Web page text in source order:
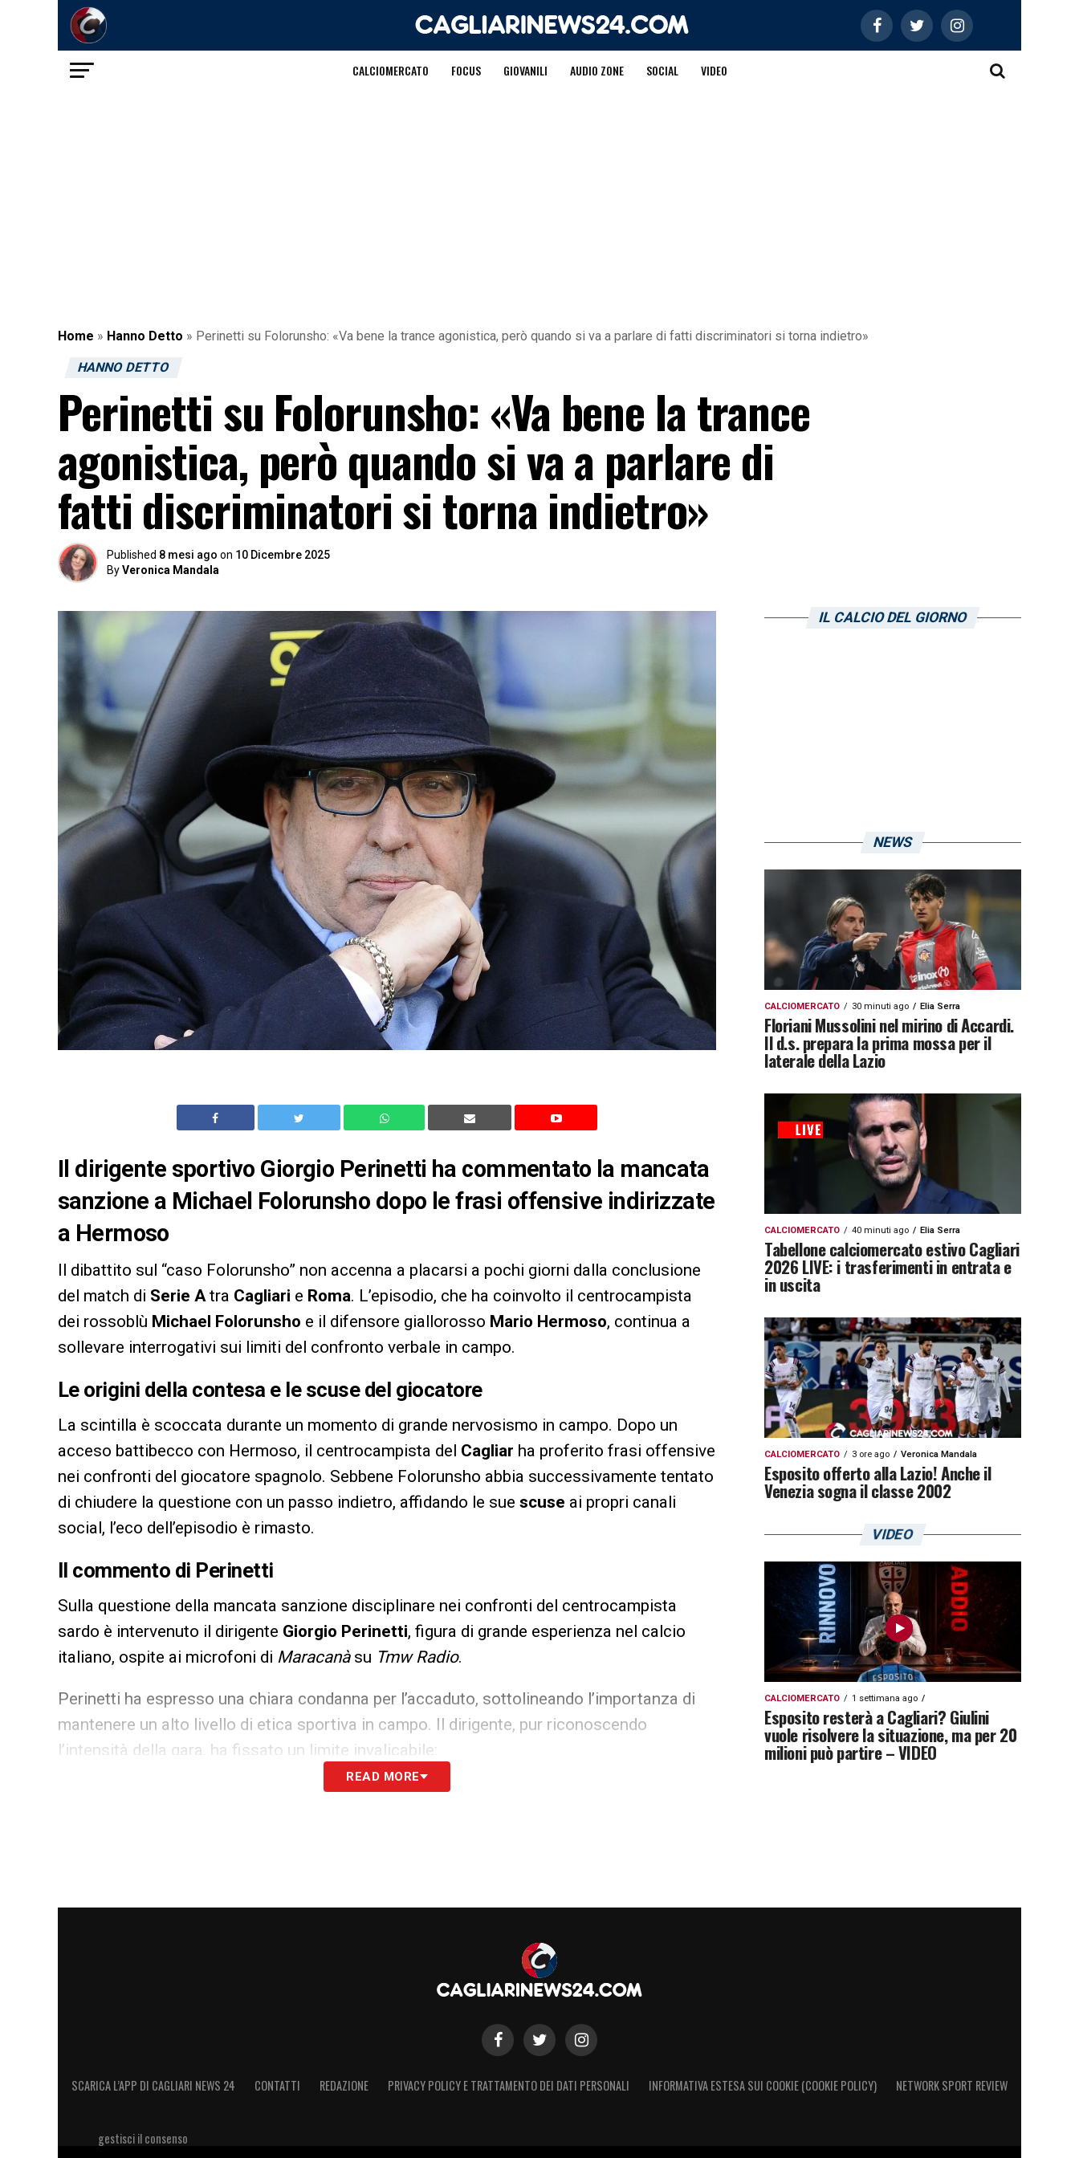
CALCIOMERCATO FOCUS GIOVANILI AUDIO ZONE SOCIAL VIDEO
Home » Hanno Detto » Perinetti su Folorunsho: «Va bene la trance agonistica, però quando si va a parlare di fatti discriminatori si torna indietro»
HANNO DETTO
Perinetti su Folorunsho: «Va bene la trance
agonistica, però quando si va a parlare di
fatti discriminatori si torna indietro»
Published 8 mesi ago on 10 Dicembre 2025
ByVeronica Mandala
Il dirigente sportivo Giorgio Perinetti ha commentato la mancata
sanzione a Michael Folorunsho dopo le frasi offensive indirizzate
a Hermoso
Il dibattito sul “caso Folorunsho” non accenna a placarsi a pochi giorni dalla conclusione
del match di Serie A tra Cagliari e Roma. L’episodio, che ha coinvolto il centrocampista
dei rossoblù Michael Folorunsho e il difensore giallorosso Mario Hermoso, continua a
sollevare interrogativi sui limiti del confronto verbale in campo.
Le origini della contesa e le scuse del giocatore
La scintilla è scoccata durante un momento di grande nervosismo in campo. Dopo un
acceso battibecco con Hermoso, il centrocampista del Cagliar ha proferito frasi offensive
nei confronti del giocatore spagnolo. Sebbene Folorunsho abbia successivamente tentato
di chiudere la questione con un passo indietro, affidando le sue scuse ai propri canali
social, l’eco dell’episodio è rimasto.
Il commento di Perinetti
Sulla questione della mancata sanzione disciplinare nei confronti del centrocampista
sardo è intervenuto il dirigente Giorgio Perinetti, figura di grande esperienza nel calcio
italiano, ospite ai microfoni di Maracanàsu Tmw Radio.
Perinetti ha espresso una chiara condanna per l’accaduto, sottolineando l’importanza di
mantenere un alto livello di etica sportiva in campo. Il dirigente, pur riconoscendo
l’intensità della gara, ha fissato un limite invalicabile:
«Credo che questi fatti non dovrebbero più avvenire. Ok la trance agonistica, però quando
READ MORE
IL CALCIO DEL GIORNO
NEWS
CALCIOMERCATO 30 minuti ago Elia Serra
Floriani Mussolini nel mirino di Accardi.
Il d.s. prepara la prima mossa per il
laterale della Lazio
CALCIOMERCATO 40 minuti ago Elia Serra
Tabellone calciomercato estivo Cagliari
2026 LIVE: i trasferimenti in entrata e
in uscita
CALCIOMERCATO 3 ore ago Veronica Mandala
Esposito offerto alla Lazio! Anche il
Venezia sogna il classe 2002
VIDEO
CALCIOMERCATO 1 settimana ago
Esposito resterà a Cagliari? Giulini
vuole risolvere la situazione, ma per 20
milioni può partire – VIDEO
SCARICA L’APP DI CAGLIARI NEWS 24 CONTATTI REDAZIONE PRIVACY POLICY E TRATTAMENTO DEI DATI PERSONALI INFORMATIVA ESTESA SUI COOKIE (COOKIE POLICY) NETWORK SPORT REVIEW
gestisci il consenso